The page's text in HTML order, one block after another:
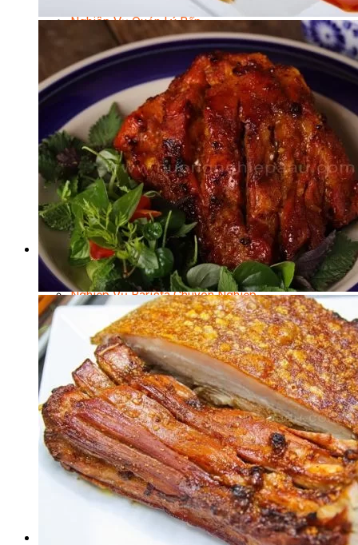
Nghiệp Vụ Quản Lý Bếp
Nghiệp Vụ Cấp Dưỡng
Nghiệp Vụ Bếp Phụ
Điểm Tâm Hồng Kông
Eat Clean
Food Stylist
Master Class
Bếp Gia Đình
Học Nấu Ăn Mở Quán
Chuyên Đề Bếp Nóng
Khởi Sự Kinh Doanh Ngành F&B
Khởi Sự Kinh Doanh Nhà Hàng
Bí Quyết Kinh Doanh và Vận Hành Mô Hình Ẩm
Thực
Video Dạy Nấu Ăn
Pha Chế
Nghiệp Vụ Bar Trưởng
Nghiệp Vụ Bartender Chuyên Nghiệp
Nghiệp Vụ Barista Chuyên Nghiệp
Nghiệp Vụ Flair Bartending Chuyên Nghiệp
Nghiệp Vụ Pha Chế Đặc Biệt
Nghiệp Vụ Pha Chế Tổng Hợp
Nghiệp Vụ Quản Lý Bar
Chuyên Gia Cà Phê
Cà Phê Pha Máy
Khởi Sự Kinh Doanh Cafe – Chuỗi Cafe
Bí Quyết Khởi Nghiệp Mô Hình Đồ Uống
Kinh Doanh Mô Hình Đồ Uống Thịnh Hành
Kinh Doanh Chuỗi Và Nhượng Quyền
Tiếng Anh Chuyên Ngành Pha Chế
Học Làm Kem
Học Pha Chế Trà Sữa
Chuyên Đề Pha Chế
Video Dạy Pha Chế